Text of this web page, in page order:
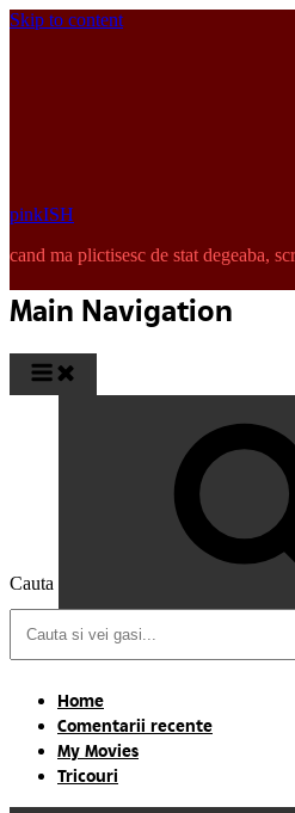
Skip to content
pinkISH
cand ma plictisesc de stat degeaba,
Main Navigation
Cauta
Home
Comentarii recente
My Movies
Tricouri